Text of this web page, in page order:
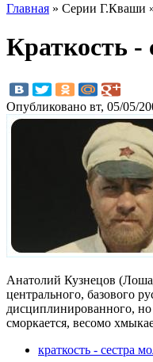
Главная » Серии Г.Кваши
Краткость -
Опубликовано вт, 05/05/
Анатолий Кузнецов
центрального, базового
дисциплинированного,
сморкается, весомо
краткость - сестра